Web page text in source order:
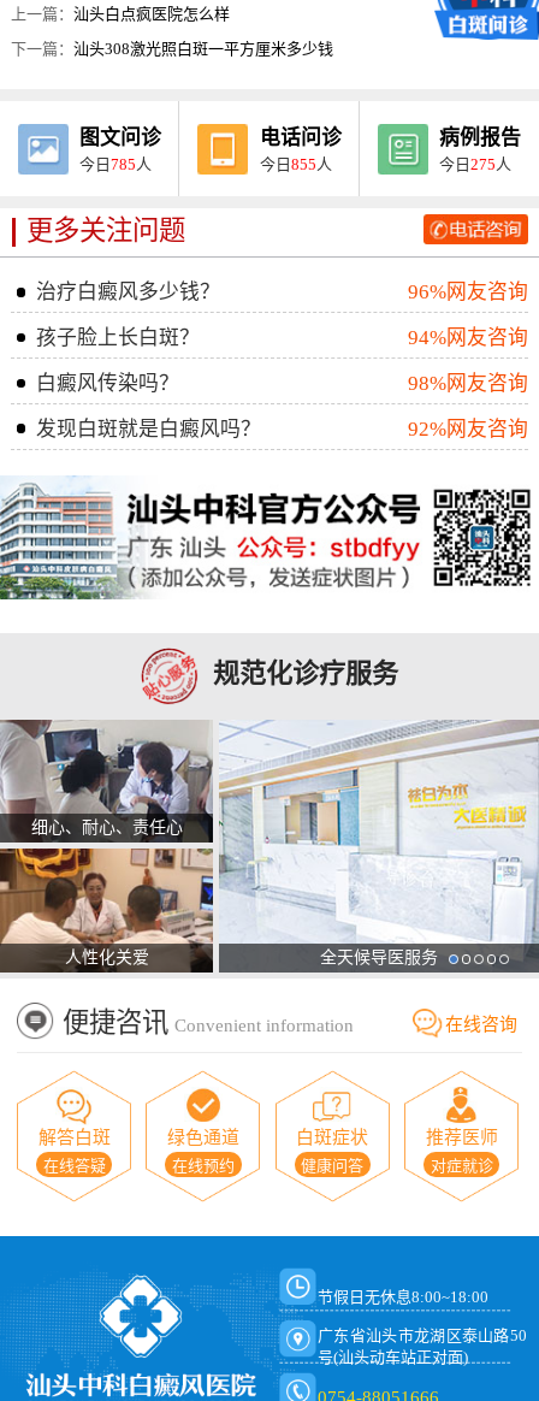
上一篇：汕头白点疯医院怎么样
下一篇：汕头308激光照白斑一平方厘米多少钱
图文问诊
今日785 人
电话问诊
今日855 人
病例报告
今日275 人
更多关注问题
治疗白癜风多少钱？
96%网友咨询
孩子脸上长白斑？
94%网友咨询
白癜风传染吗？
98%网友咨询
发现白斑就是白癜风吗？
92%网友咨询
规范化诊疗服务
细心、耐心、责任心
人性化关爱 全天候导医服务
便捷咨讯 Convenient information 在线咨询
解答白斑
在线答疑
绿色通道
在线预约
白斑症状
健康问答
推荐医师
对症就诊
节假日无休息8:00~18:00
广东省汕头市龙湖区泰山路50
号(汕头动车站正对面)
0754-88051666